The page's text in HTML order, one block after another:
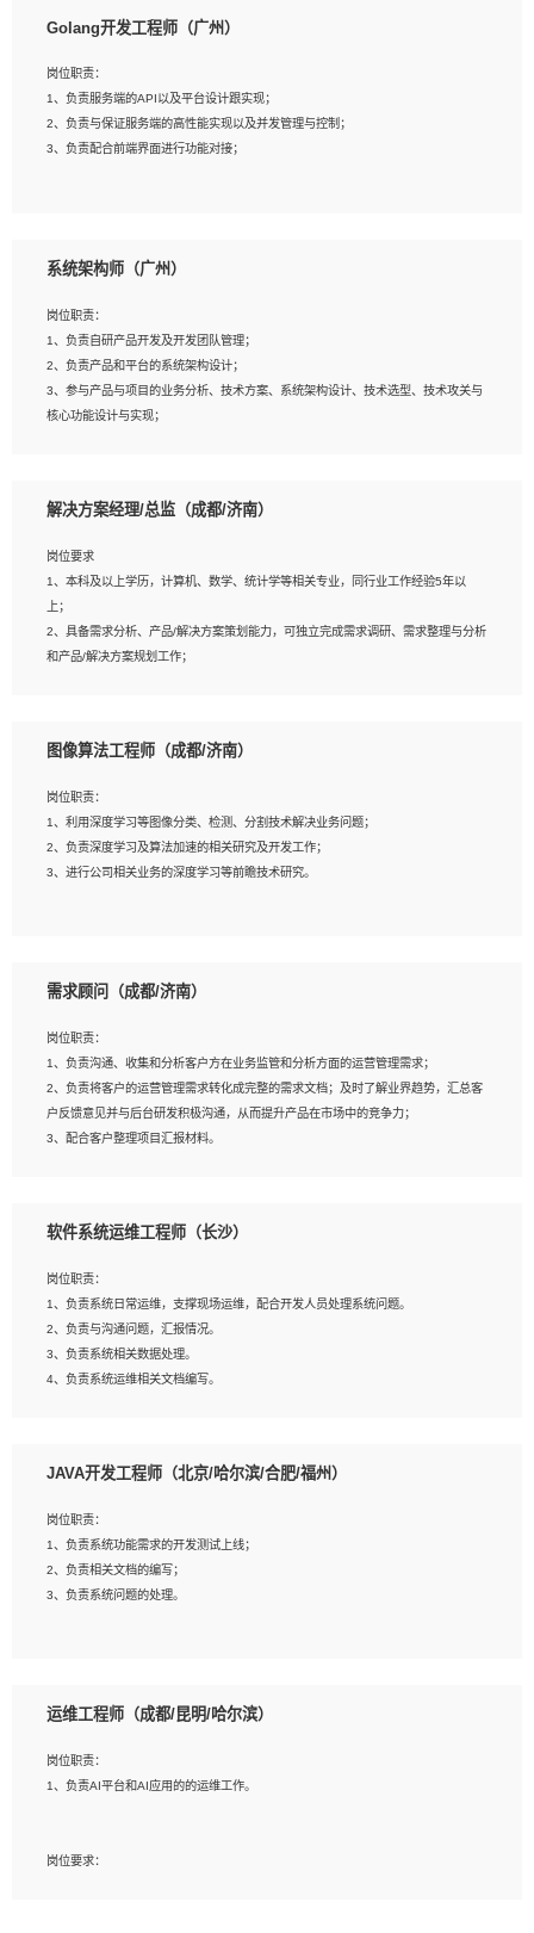
2、熟悉PostgreSQL、redis、MongoDB、ElasticSearch等开源数据库运维管理，
4、熟悉Hadoop、HBASE、Spark等大数据平台优先。
5、熟悉linux或任意一种unix操作系统，如有较强操作系统侧工作经验者优先。
6、具备丰富的项目实施经验，较强的自我学习能力。
Golang开发工程师（广州）
岗位职责：
1、负责服务端的API以及平台设计跟实现；
2、负责与保证服务端的高性能实现以及并发管理与控制；
3、负责配合前端界面进行功能对接；
2、1年以上Golang开发工作经验，能独立完成相应项目开发；
与实现，熟悉常用开源框架及设计模式；
4、熟悉Golang、连接池、消息队列等组件使用、熟悉后端开发、测试、调试流程
跟工具使用；
5、对技术有激情，喜欢钻研，能快速接受和掌握新技术，学习能力和工作责任心
强，良好的沟通表达能力和团队协作能力。
系统架构师（广州）
岗位职责：
1、负责自研产品开发及开发团队管理；
2、负责产品和平台的系统架构设计；
3、参与产品与项目的业务分析、技术方案、系统架构设计、技术选型、技术攻关与
核心功能设计与实现；
岗位要求：
1、全日制统招本科及以上学历，计算机相关专业毕业，5年以上开发工作经验；
2、具有扎实的java编程功底和良好的编码习惯，有分布式、多线程及高并发系统开
发经验和性能调优经验尤佳；熟悉JVM调优；掌握基础中间件、基础架构方案和云
平台、云产品功能特性，熟练使用相关平台的功能和了解其背后实现机制；
研发管理流程建设经验；
种常用框架和技术Springboot、Shiro、springcloud等；熟悉Linux常用命令和了解
常用脚本语言，较丰富的线上系统运维经验，复杂问题排查思路清晰。
解决方案经理/总监（成都/济南）
岗位要求
1、本科及以上学历，计算机、数学、统计学等相关专业，同行业工作经验5年以
上；
2、具备需求分析、产品/解决方案策划能力，可独立完成需求调研、需求整理与分析
和产品/解决方案规划工作；
相关的解决方案，包括视频分析、图像识别、NLP、OCR、机器学习等；
AI算法框架，对人脸识别、目标检测、图像识别、OCR、NLP等AI算法有深刻理
解。具有AI平台级产品/解决方案从业经验者优先。具有大数据技术背景者优先；
6、具备良好的客户意识与沟通能力，善于学习思考、创新与团队协作，认真负责、
执行力与抗压力强。
图像算法工程师（成都/济南）
岗位职责：
1、利用深度学习等图像分类、检测、分割技术解决业务问题；
2、负责深度学习及算法加速的相关研究及开发工作；
3、进行公司相关业务的深度学习等前瞻技术研究。
2、2年以上图像处理开发经验，熟悉python和spark开发；
建深度学习系统环境；
4、熟悉OPENCV、HALCON等常用图像处理软件，熟练进行图像处理；
5、熟悉主流的分类算法、聚类算法和关联分析算法原理，能熟练使用神经网络算法
的进行业务建模；
6、对OCR领域有深入的研究，熟悉模型调参，压缩和整型化方法；
需求顾问（成都/济南）
岗位职责：
1、负责沟通、收集和分析客户方在业务监管和分析方面的运营管理需求；
2、负责将客户的运营管理需求转化成完整的需求文档；及时了解业界趋势，汇总客
户反馈意见并与后台研发积极沟通，从而提升产品在市场中的竞争力；
3、配合客户整理项目汇报材料。
1、3年以上运营或解决方案的工作经验。
征，可独立提出完整的优化方案,并推动方案执行达成结果；熟练使用PPT、
WORD、EXCEL等办公软件；
3、深入理解公司各项AI产品和技术信息；具有较强的文档编写能力，能独立撰写
PPT、方案建议书等，面试时需携带个人制作的专业PPT文件进行展示。
软件系统运维工程师（长沙）
岗位职责：
1、负责系统日常运维，支撑现场运维，配合开发人员处理系统问题。
2、负责与沟通问题，汇报情况。
3、负责系统相关数据处理。
4、负责系统运维相关文档编写。
岗位要求：
2、精通linux命令。
3、熟悉oracle、mysql 数据库。
4、善于沟通，具有良好的团队合作精神和协作能力。
5、必须有实际的生产环境系统维护经验。
JAVA开发工程师（北京/哈尔滨/合肥/福州）
岗位职责：
1、负责系统功能需求的开发测试上线；
2、负责相关文档的编写；
3、负责系统问题的处理。
2、熟悉linux命令；
4、熟练使用oracle、mysql进行开发；
5、熟悉流程开发如使用activiti；
运维工程师（成都/昆明/哈尔滨）
岗位职责：
1、负责AI平台和AI应用的的运维工作。
岗位要求：